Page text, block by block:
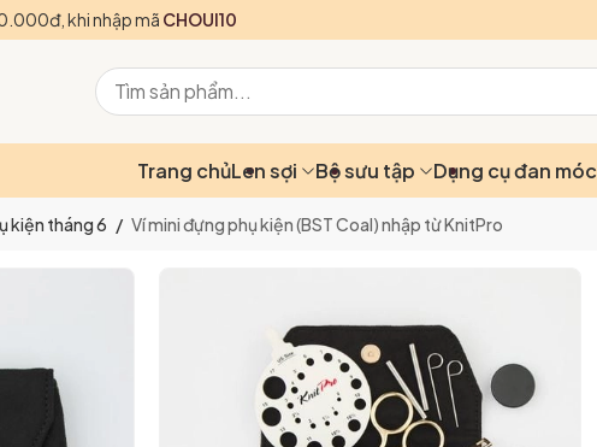
khi nhập mã CHOUI10
Trang chủLen sợi Bộ sưu tập Dụng cụ đan móc
kiện tháng 6 / Ví mini đựng phụ kiện (BST Coal) nhập từ KnitPro